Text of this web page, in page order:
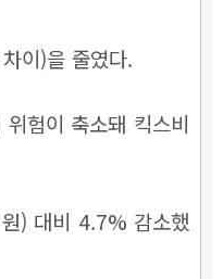
이)을 줄였다.
험이 축소돼 킥스비
) 대비 4.7% 감소했